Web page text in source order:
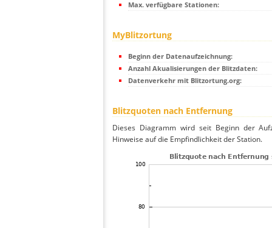
Max. verfügbare Stationen:
MyBlitzortung
Beginn der Datenaufzeichnung:
Anzahl Akualisierungen der Blitzdaten:
Datenverkehr mit Blitzortung.org:
Blitzquoten nach Entfernung
Dieses Diagramm wird seit Beginn der
Hinweise auf die Empfindlichkeit der Station.